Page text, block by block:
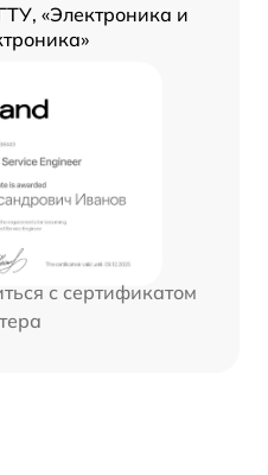
«Электроника и
с сертификатом